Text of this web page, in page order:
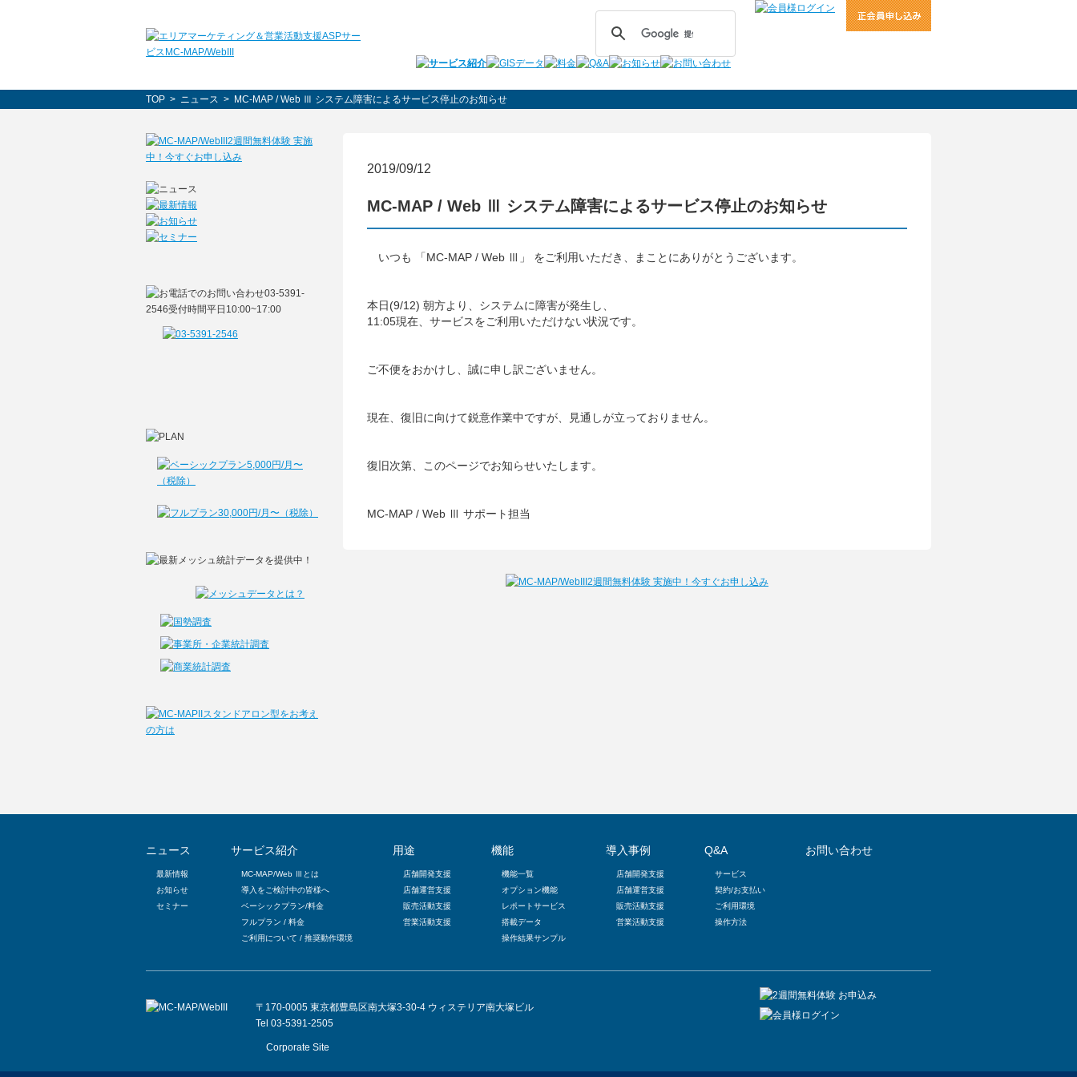
TOP > ニュース > MC-MAP / Web Ⅲ システム障害によるサービス停止のお知らせ
2019/09/12
MC-MAP / Web Ⅲ システム障害によるサービス停止のお知らせ
いつも 「MC-MAP / Web Ⅲ」 をご利用いただき、まことにありがとうございます。
本日(9/12) 朝方より、システムに障害が発生し、
11:05現在、サービスをご利用いただけない状況です。
ご不便をおかけし、誠に申し訳ございません。
現在、復旧に向けて鋭意作業中ですが、見通しが立っておりません。
復旧次第、このページでお知らせいたします。
MC-MAP / Web Ⅲ サポート担当
ニュース
最新情報
お知らせ
セミナー
サービス紹介
MC-MAP/Web Ⅲとは
導入をご検討中の皆様へ
ベーシックプラン/料金
フルプラン / 料金
ご利用について / 推奨動作環境
用途
店舗開発支援
店舗運営支援
販売活動支援
営業活動支援
機能
機能一覧
オプション機能
レポートサービス
搭載データ
操作結果サンプル
導入事例
店舗開発支援
店舗運営支援
販売活動支援
営業活動支援
Q&A
サービス
契約/お支払い
ご利用環境
操作方法
お問い合わせ
〒170-0005 東京都豊島区南大塚3-30-4 ウィステリア南大塚ビル
Tel 03-5391-2505
Corporate Site